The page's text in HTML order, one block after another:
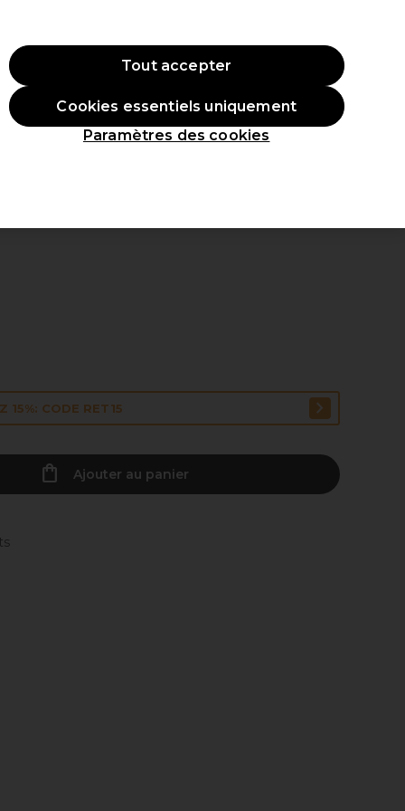
Se connecter
produits Inspirations Les Prix Professionnels
15%: CODE RET15
Ajouter au panier
Paramètres des cookies
Cookies essentiels uniquement
Tout accepter